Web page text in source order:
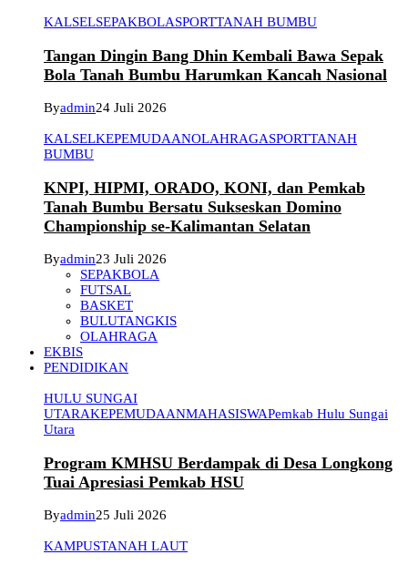
KALSELSEPAKBOLASPORTTANAH BUMBU
Tangan Dingin Bang Dhin Kembali Bawa Sepak
Bola Tanah Bumbu Harumkan Kancah Nasional
Byadmin24 Juli 2026
KALSELKEPEMUDAANOLAHRAGASPORTTANAH
BUMBU
KNPI, HIPMI, ORADO, KONI, dan Pemkab
Tanah Bumbu Bersatu Sukseskan Domino
Championship se-Kalimantan Selatan
Byadmin23 Juli 2026
SEPAKBOLA
FUTSAL
BASKET
BULUTANGKIS
OLAHRAGA
EKBIS
PENDIDIKAN
HULU SUNGAI
UTARAKEPEMUDAANMAHASISWAPemkab Hulu Sungai
Utara
Program KMHSU Berdampak di Desa Longkong
Tuai Apresiasi Pemkab HSU
Byadmin25 Juli 2026
KAMPUSTANAH LAUT